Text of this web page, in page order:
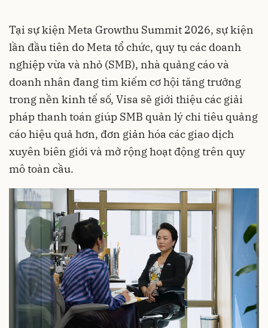
Tại sự kiện Meta Growthu Summit 2026, sự kiện
lần đầu tiên do Meta tổ chức, quy tụ các doanh
nghiệp vừa và nhỏ (SMB), nhà quảng cáo và
doanh nhân đang tìm kiếm cơ hội tăng trưởng
trong nền kinh tế số, Visa sẽ giới thiệu các giải
pháp thanh toán giúp SMB quản lý chi tiêu quảng
cáo hiệu quả hơn, đơn giản hóa các giao dịch
xuyên biên giới và mở rộng hoạt động trên quy
mô toàn cầu.